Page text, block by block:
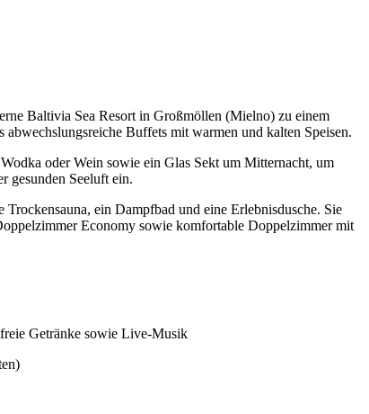
Baltivia Sea Resort in Großmöllen (Mielno) zu einem
Buffets mit warmen und kalten Speisen.
oder Wein sowie ein Glas Sekt um Mitternacht, um
gesunden Seeluft ein.
ein Dampfbad und eine Erlebnisdusche. Sie
Economy sowie komfortable Doppelzimmer mit
Getränke sowie Live-Musik